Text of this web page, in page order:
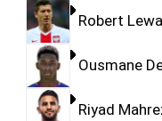
Robert
Ousmane
Riyad